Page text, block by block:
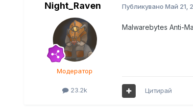
Night_Raven
Модератор
23.2k
Публикувано Май 21,
Malwarebytes Anti-
Цитирай